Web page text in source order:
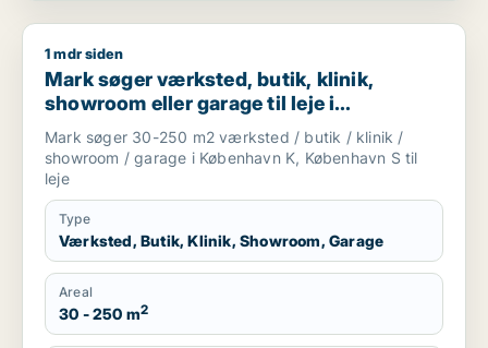
Mark søger værksted, butik, klinik, showroom eller garage
1 mdr siden
Mark søger værksted, butik, klinik,
showroom eller garage til leje i
København K eller København S
Mark søger 30-250 m2 værksted / butik / klinik /
showroom / garage i København K, København S til
leje
Type
Værksted, Butik, Klinik, Showroom, Garage
Areal
30 - 250 m2